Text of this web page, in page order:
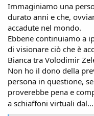
Immaginiamo una
durato anni e che,
accadute nel mondo.
Ebbene continuiamo a
di visionare ciò che è
Bianca tra Volodimir
Non ho il dono della
persona in questione,
proverebbe pena e
a schiaffoni virtuali dal...